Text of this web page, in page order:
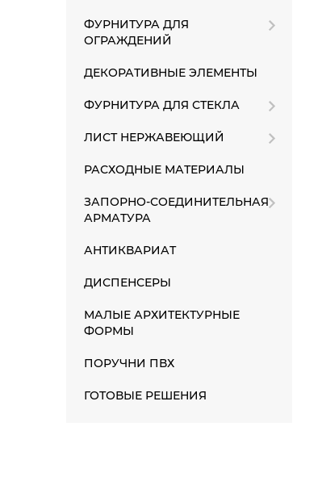
ФУРНИТУРА ДЛЯ
ОГРАЖДЕНИЙ
ДЕКОРАТИВНЫЕ ЭЛЕМЕНТЫ
ФУРНИТУРА ДЛЯ СТЕКЛА
ЛИСТ НЕРЖАВЕЮЩИЙ
РАСХОДНЫЕ МАТЕРИАЛЫ
ЗАПОРНО-СОЕДИНИТЕЛЬНАЯ
АРМАТУРА
АНТИКВАРИАТ
ДИСПЕНСЕРЫ
МАЛЫЕ АРХИТЕКТУРНЫЕ
ФОРМЫ
ПОРУЧНИ ПВХ
ГОТОВЫЕ РЕШЕНИЯ